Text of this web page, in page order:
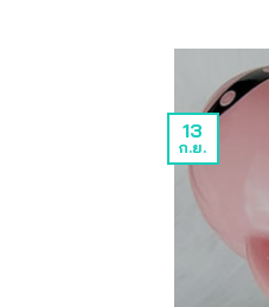
13
ก.ย.